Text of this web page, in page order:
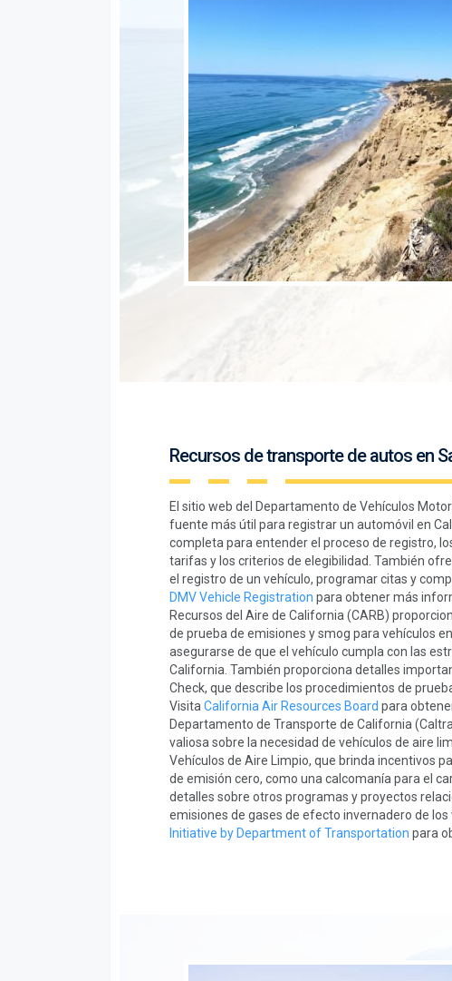
Recursos de transporte de autos en
El sitio web del Departamento de Vehículos
fuente más útil para registrar un automóvil en
completa para entender el proceso de registro,
tarifas y los criterios de elegibilidad. También
el registro de un vehículo, programar citas y
DMV Vehicle Registration para obtener más
Recursos del Aire de California (CARB)
de prueba de emisiones y smog para vehículos
asegurarse de que el vehículo cumpla con las
California. También proporciona detalles
Check, que describe los procedimientos de
Visita California Air Resources Board para
Departamento de Transporte de California
valiosa sobre la necesidad de vehículos de aire
Vehículos de Aire Limpio, que brinda incentivos
de emisión cero, como una calcomanía para el
detalles sobre otros programas y proyectos
emisiones de gases de efecto invernadero de los
Initiative by Department of Transportation para